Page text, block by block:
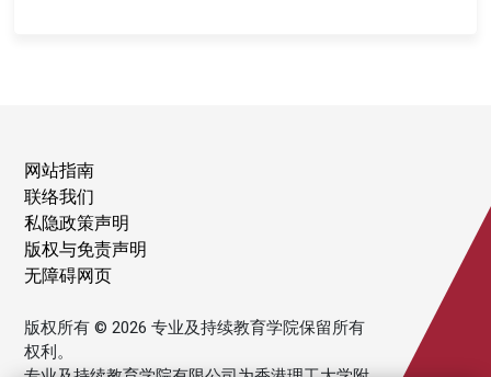
网站指南
联络我们
私隐政策声明
版权与免责声明
无障碍网页
版权所有 © 2026 专业及持续教育学院保留所有
权利。